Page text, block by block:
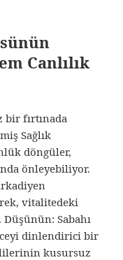
Canlılık
fırtınada
Sağlık
döngüler,
önleyebiliyor.
vitalitedeki
Sabahı
dinlendirici bir
kusursuz